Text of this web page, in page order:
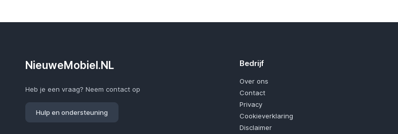
NieuweMobiel.NL
Heb je een vraag? Neem contact op
Hulp en ondersteuning
Bedrijf
Over ons
Contact
Privacy
Cookieverklaring
Disclaimer